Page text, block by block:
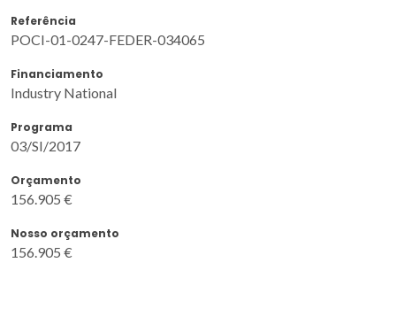
Referência
POCI-01-0247-FEDER-034065
Financiamento
Industry National
Programa
03/SI/2017
Orçamento
156.905 €
Nosso orçamento
156.905 €